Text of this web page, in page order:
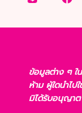
ข้อมูลต่าง ๆ ใ
ห้าม ผู้ใดนำไ
มิได้รับอนุญาต